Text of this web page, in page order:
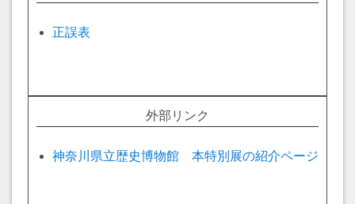
正誤表
外部リンク
神奈川県立歴史博物館 本特別展の紹介ページ